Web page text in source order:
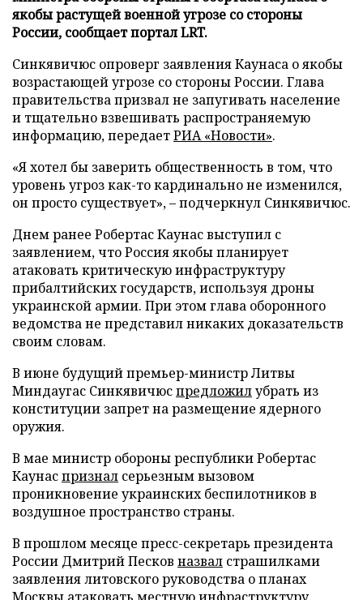
якобы растущей военной угрозе со стороны
России, сообщает портал LRT.
Синкявичюс опроверг заявления Каунаса о якобы
возрастающей угрозе со стороны России. Глава
правительства призвал не запугивать население
и тщательно взвешивать распространяемую
информацию, передаетРИА «Новости».
«Я хотел бы заверить общественность в том, что
уровень угроз как-то кардинально не изменился,
он просто существует», – подчеркнул Синкявичюс.
Днем ранее Робертас Каунас выступил с
заявлением, что Россия якобы планирует
атаковать критическую инфраструктуру
прибалтийских государств, используя дроны
украинской армии. При этом глава оборонного
ведомства не представил никаких доказательств
своим словам.
В июне будущий премьер-министр Литвы
Миндаугас Синкявичюспредложилубрать из
конституции запрет на размещение ядерного
оружия.
В мае министр обороны республики Робертас
Каунаспризнал серьезным вызовом
проникновение украинских беспилотников в
воздушное пространство страны.
В прошлом месяце пресс-секретарь президента
России Дмитрий Песков назвал страшилками
заявления литовского руководства о планах